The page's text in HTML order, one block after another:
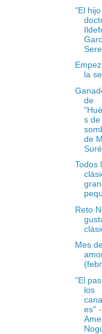
"El
la
de
s de
de
Suré
Todos
Reto
Mes
"El
los
es" -